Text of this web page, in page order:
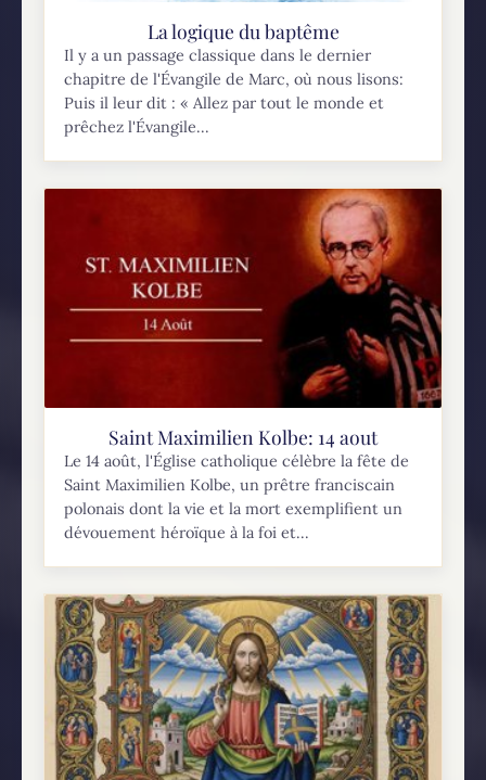
La logique du baptême
Il y a un passage classique dans le dernier
chapitre de l'Évangile de Marc, où nous lisons:
Puis il leur dit : « Allez par tout le monde et
prêchez l'Évangile...
Saint Maximilien Kolbe: 14 aout
Le 14 août, l'Église catholique célèbre la fête de
Saint Maximilien Kolbe, un prêtre franciscain
polonais dont la vie et la mort exemplifient un
dévouement héroïque à la foi et...